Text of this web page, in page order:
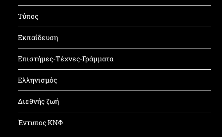
Τύπος
Εκπαίδευση
Επιστήμες-Τέχνες-Γράμματα
Ελληνισμός
Διεθνής ζωή
Έντυπος ΚΝΦ